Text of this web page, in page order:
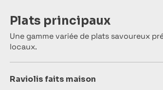
Plats principaux
Une gamme variée de plats savoureux
locaux.
Raviolis faits maison